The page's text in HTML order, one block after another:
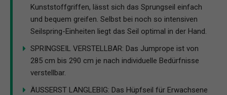
Kunststoffgriffen, lässt sich das Sprungseil einfach
und bequem greifen. Selbst bei noch so intensiven
Seilspring-Einheiten liegt das Seil optimal in der Hand.
SPRINGSEIL VERSTELLBAR: Das Jumprope ist von
285 cm bis 290 cm je nach individuelle Bedürfnisse
verstellbar.
ÄUSSERST LANGLEBIG: Das Hüpfseil für Erwachsene